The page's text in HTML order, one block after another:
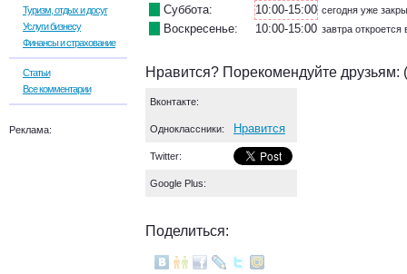
Туризм, отдых и досуг
Услуги бизнесу
Финансы и страхование
Статьи
Все комментарии
Реклама:
Суббота:
10:00-15:00 сегодня уже
Воскресенье: 10:00-15:00 завтра откроется
Нравится? Порекомендуйте друзьям: (
Вконтакте:
Одноклассники: Нравится
Twitter:
Google Plus:
Поделиться: